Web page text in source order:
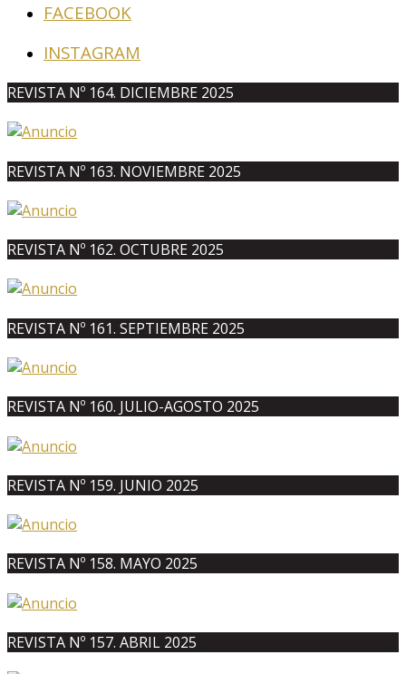
FACEBOOK
INSTAGRAM
REVISTA Nº 164. DICIEMBRE 2025
REVISTA Nº 163. NOVIEMBRE 2025
REVISTA Nº 162. OCTUBRE 2025
REVISTA Nº 161. SEPTIEMBRE 2025
REVISTA Nº 160. JULIO-AGOSTO 2025
REVISTA Nº 159. JUNIO 2025
REVISTA Nº 158. MAYO 2025
REVISTA Nº 157. ABRIL 2025